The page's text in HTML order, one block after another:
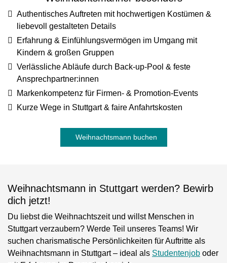
Authentisches Auftreten mit hochwertigen Kostümen &
liebevoll gestalteten Details
Erfahrung & Einfühlungsvermögen im Umgang mit
Kindern & großen Gruppen
Verlässliche Abläufe durch Back-up-Pool & feste
Ansprechpartner:innen
Markenkompetenz für Firmen- & Promotion-Events
Kurze Wege in Stuttgart & faire Anfahrtskosten
Weihnachtsmann buchen
Weihnachtsmann in Stuttgart werden? Bewirb
dich jetzt!
Du liebst die Weihnachtszeit und willst Menschen in
Stuttgart verzaubern? Werde Teil unseres Teams! Wir
suchen charismatische Persönlichkeiten für Auftritte als
Weihnachtsmann in Stuttgart – ideal als Studentenjob oder